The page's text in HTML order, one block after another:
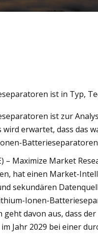
ist in Typ,
ist zur
erwartet, dass das
– Maximize Market
hat einen Market-
sekundären
Ionen-
davon aus, dass
im Jahr 2029 bei einer